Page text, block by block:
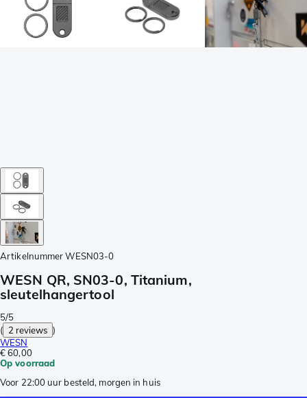
Artikelnummer WESN03-0
WESN QR, SN03-0, Titanium,
sleutelhangertool
5/5
( 2 reviews )
WESN
€ 60,00
Op voorraad
Voor 22:00 uur besteld, morgen in huis